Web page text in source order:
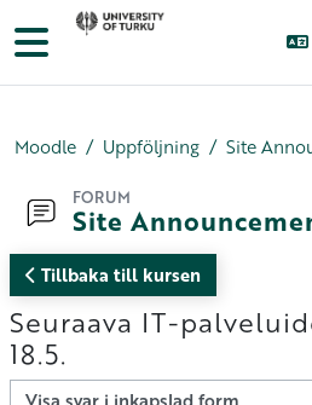
Gå direkt till huvudinnehåll
Sidopanel
Moodle Uppföljning Site
FORUM
Site
Tillbaka till kursen
Seuraava IT-
18.5.
Visningsläge